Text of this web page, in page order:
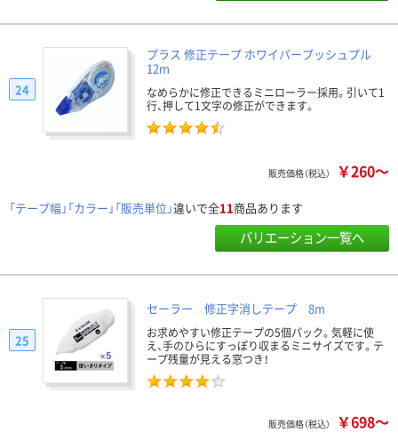
プラス 修正テープ ホワイパープッシュプル
12m
なめらかに修正できるミニローラー採用。引いて1
行、押して1文字の修正ができます。
24
販売価格（税込） ￥260～
「テープ幅」「カラー」「販売単位」違いで全11商品あります
バリエーション一覧へ
セーラー 修正字消しテープ 8m
お求めやすい修正テープの5個パック。気軽に使
え、手のひらにすっぽり収まるミニサイズです。テ
ープ残量が見える窓つき！
25
販売価格（税込） ￥698～